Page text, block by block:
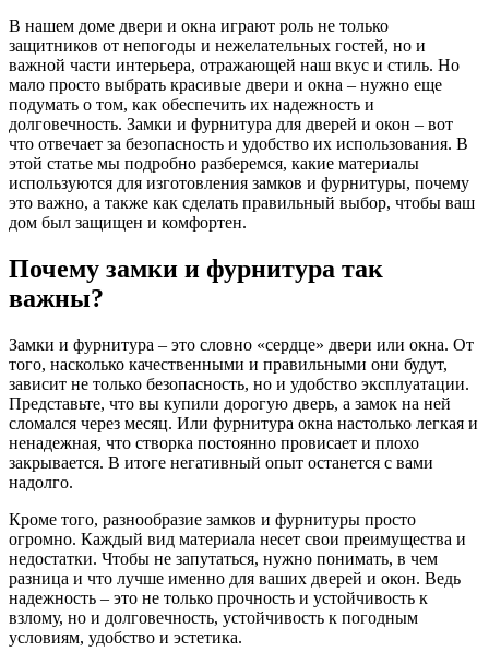
В нашем доме двери и окна играют роль не только
защитников от непогоды и нежелательных гостей, но и
важной части интерьера, отражающей наш вкус и стиль. Но
мало просто выбрать красивые двери и окна – нужно еще
подумать о том, как обеспечить их надежность и
долговечность. Замки и фурнитура для дверей и окон – вот
что отвечает за безопасность и удобство их использования. В
этой статье мы подробно разберемся, какие материалы
используются для изготовления замков и фурнитуры, почему
это важно, а также как сделать правильный выбор, чтобы ваш
дом был защищен и комфортен.
Почему замки и фурнитура так
важны?
Замки и фурнитура – это словно «сердце» двери или окна. От
того, насколько качественными и правильными они будут,
зависит не только безопасность, но и удобство эксплуатации.
Представьте, что вы купили дорогую дверь, а замок на ней
сломался через месяц. Или фурнитура окна настолько легкая и
ненадежная, что створка постоянно провисает и плохо
закрывается. В итоге негативный опыт останется с вами
надолго.
Кроме того, разнообразие замков и фурнитуры просто
огромно. Каждый вид материала несет свои преимущества и
недостатки. Чтобы не запутаться, нужно понимать, в чем
разница и что лучше именно для ваших дверей и окон. Ведь
надежность – это не только прочность и устойчивость к
взлому, но и долговечность, устойчивость к погодным
условиям, удобство и эстетика.